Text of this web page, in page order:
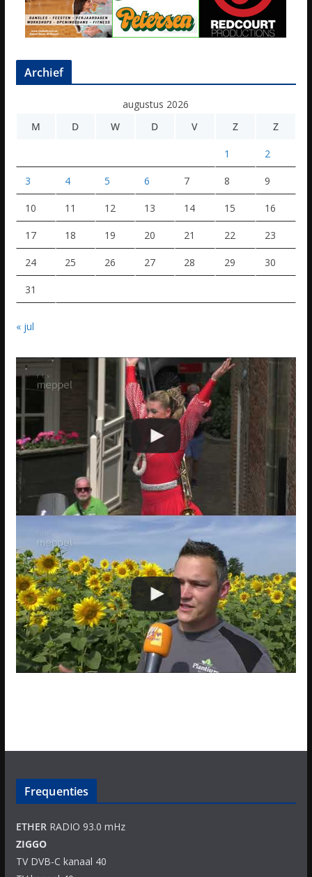
Archief
augustus 2026
M
D W D V Z Z
1 2
3 4 5 6 7 8 9
10 11 12 13 14 15 16
17 18 19 20 21 22 23
24 25 26 27 28 29 30
31
« jul
Frequenties
ETHERRADIO 93.0 mHz
ZIGGO
TV DVB-C kanaal 40